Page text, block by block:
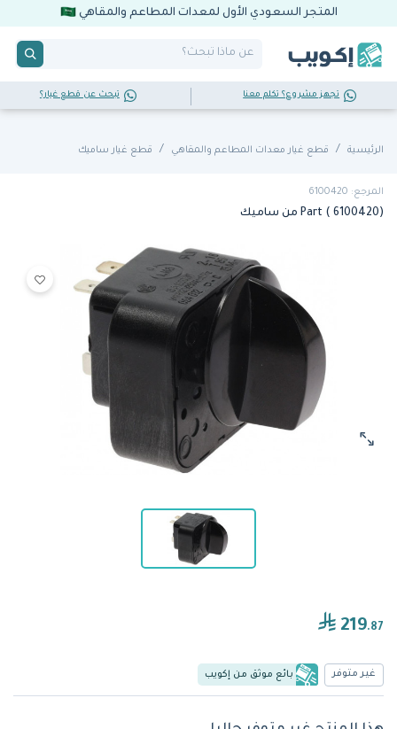
المتجر السعودي الأول لمعدات المطاعم والمقاهي
تجهز مشروع؟ تكلم معنا تبحث عن قطع غيار؟
الرئيسية قطع غيار معدات المطاعم والمقاهي قطع غيار ساميك
المرجع: 6100420
Part ( 6100420) من ساميك
219.87
غير متوفر بائع موثق من إكويب